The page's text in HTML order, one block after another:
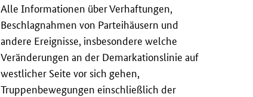
Alle Informationen über Verhaftungen,
Beschlagnahmen von Parteihäusern und
andere Ereignisse, insbesondere welche
Veränderungen an der Demarkationslinie auf
westlicher Seite vor sich gehen,
Truppenbewegungen einschließlich der